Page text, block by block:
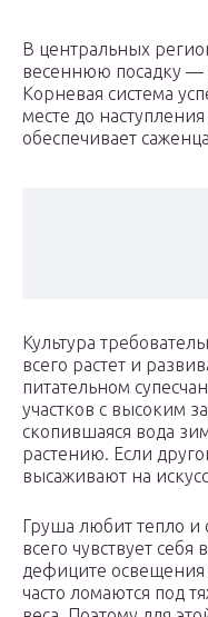
В центральных
весеннюю посадку —
Корневая система
месте до
обеспечивает
Культура
всего растет и
питательном
участков с высоким
скопившаяся вода
растению. Если
высаживают на
Груша любит тепло и
всего чувствует
дефиците освещения
часто ломаются под